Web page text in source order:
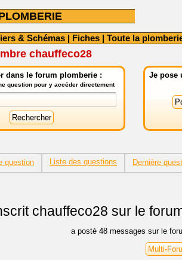
& Schémas | Fiches | Toute la
chauffeco28
dans le forum plomberie :
question pour y accéder directement
Je pose
question Liste des questions Dernière
chauffeco28 sur le
a posté 48 messages sur le
Multi-